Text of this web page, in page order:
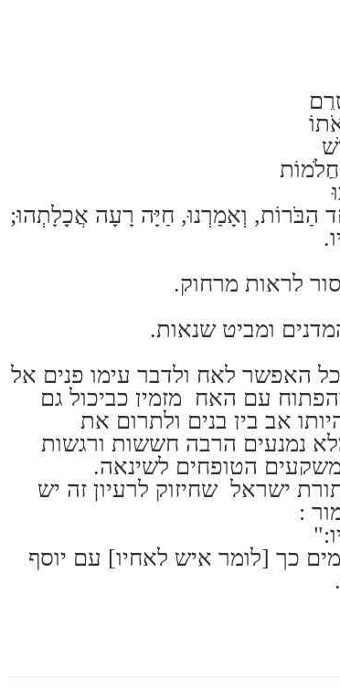
הַבֹּרוֹת, וְאָמַרְנוּ, חַיָּה רָעָה אֲכָלָתְהוּ;
לראות מרחוק.
ומביט שנאות.
האפשר לאח ולדבר עימו פנים אל
עם האח מזמין כביכול גם
אב בין בנים ולתרום את
נמנעים הרבה חששות ורגשות
משקעים הטופחים לשינאה.
ישראל שחיזוק לרעיון זה יש
:
כך [לומר איש לאחיו] עם יוסף